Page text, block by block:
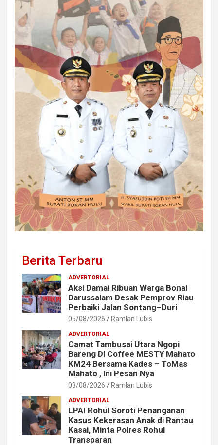
Berita Terbaru
ADVERTORIAL
Aksi Damai Ribuan Warga Bonai
Darussalam Desak Pemprov Riau
Perbaiki Jalan Sontang–Duri
05/08/2026 Ramlan Lubis
ADVERTORIAL
Camat Tambusai Utara Ngopi
Bareng Di Coffee MESTY Mahato
KM24 Bersama Kades – ToMas
Mahato , lni Pesan Nya
03/08/2026 Ramlan Lubis
ADVERTORIAL
LPAI Rohul Soroti Penanganan
Kasus Kekerasan Anak di Rantau
Kasai, Minta Polres Rohul
Transparan